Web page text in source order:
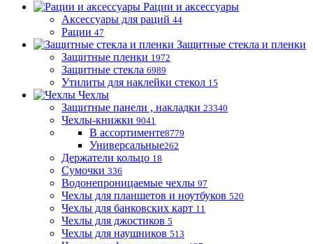
Рации и аксессуары
Аксессуары для раций 44
Рации 47
Защитные стекла и пленки
Защитные пленки 1972
Защитные стекла 6989
Утилиты для наклейки стекол 15
Чехлы
Защитные панели , накладки 23340
Чехлы-книжки 9041
В ассортименте8779
Универсальные262
Держатели кольцо 18
Сумочки 336
Водонепроницаемые чехлы 97
Чехлы для планшетов и ноутбуков 520
Чехлы для банковских карт 11
Чехлы для джостиков 5
Чехлы для наушников 513